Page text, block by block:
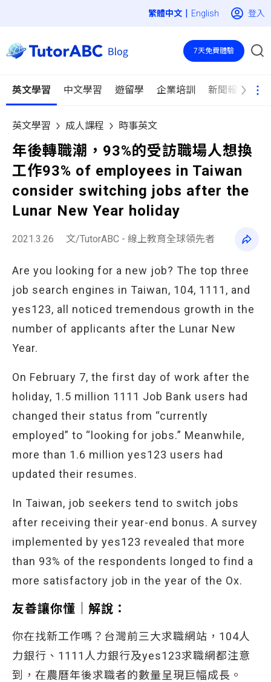
| English 登入
英文學習 中文學習 遊留學 企業培訓 新聞報導
7天免費體驗
英文學習 成人課程 時事英文
年後轉職潮，93%的受訪職場人想換
工作93% of employees in Taiwan
consider switching jobs after the
Lunar New Year holiday
2021.3.26 文/TutorABC - 線上教育全球領先者
Are you looking for a new job? The top three
job search engines in Taiwan, 104, 1111, and
yes123, all noticed tremendous growth in the
number of applicants after the Lunar New
Year.
On February 7, the first day of work after the
holiday, 1.5 million 1111 Job Bank users had
changed their status from “currently
employed” to “looking for jobs.” Meanwhile,
more than 1.6 million yes123 users had
updated their resumes.
In Taiwan, job seekers tend to switch jobs
after receiving their year-end bonus. A survey
implemented by yes123 revealed that more
than 93% of the respondents longed to find a
more satisfactory job in the year of the Ox.
友善讓你懂｜解說：
你在找新工作嗎？台灣前三大求職網站，104人
力銀行、1111人力銀行及yes123求職網都注意
到，在農曆年後求職者的數量呈現巨幅成長。